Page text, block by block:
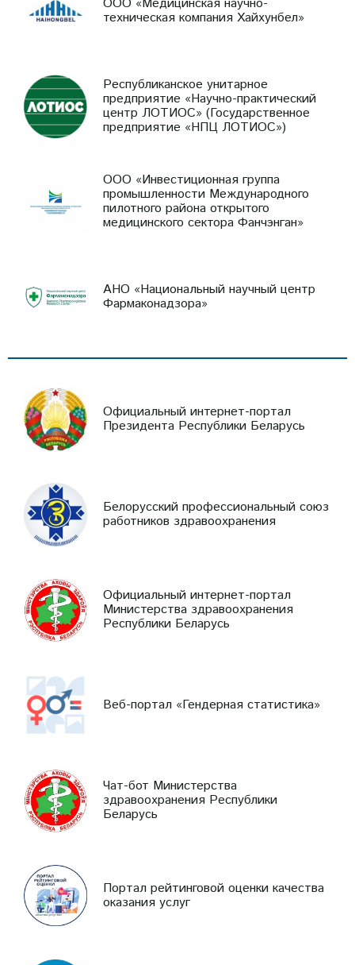
техническая компания Хайхунбел»
Республиканское унитарное
предприятие «Научно-практический
центр ЛОТИОС» (Государственное
предприятие «НПЦ ЛОТИОС»)
ООО «Инвестиционная группа
промышленности Международного
пилотного района открытого
медицинского сектора Фанчэнган»
АНО «Национальный научный центр
Фармаконадзора»
Официальный интернет-портал
Президента Республики Беларусь
Белорусский профессиональный союз
работников здравоохранения
Официальный интернет-портал
Министерства здравоохранения
Республики Беларусь
Веб-портал «Гендерная статистика»
Чат-бот Министерства
здравоохранения Республики
Беларусь
Портал рейтинговой оценки качества
оказания услуг